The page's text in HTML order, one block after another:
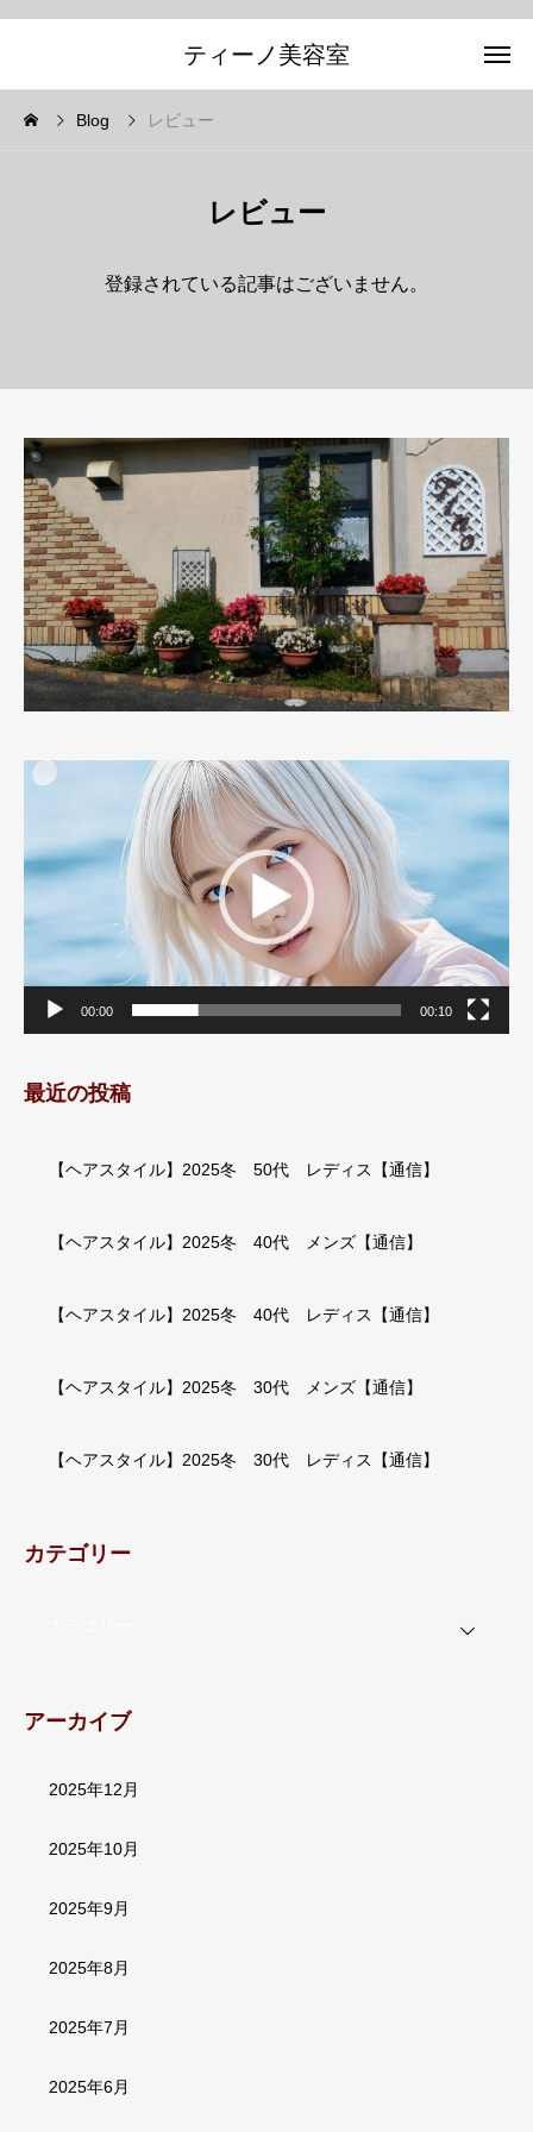
ティーノ美容室
Blog レビュー
レビュー
登録されている記事はございません。
動
画
ヤ
ー
00:00 00:10
最近の投稿
【ヘアスタイル】2025冬 50代 レディス【通信】
【ヘアスタイル】2025冬 40代 メンズ【通信】
【ヘアスタイル】2025冬 40代 レディス【通信】
【ヘアスタイル】2025冬 30代 メンズ【通信】
【ヘアスタイル】2025冬 30代 レディス【通信】
カテゴリー
アーカイブ
2025年12月
2025年10月
2025年9月
2025年8月
2025年7月
2025年6月